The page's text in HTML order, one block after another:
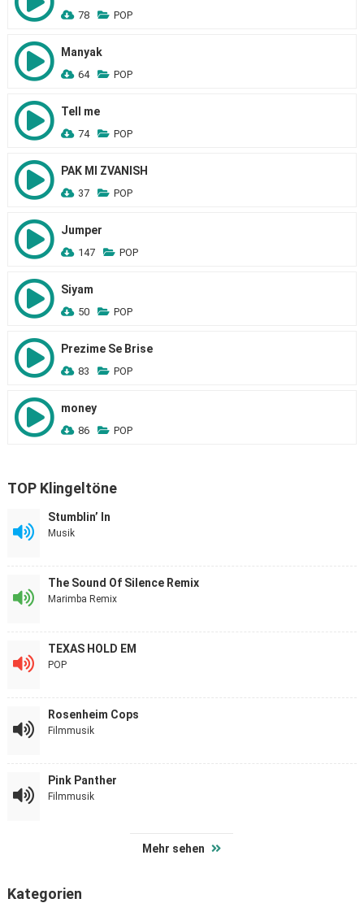
78 POP
Manyak
64 POP
Tell me
74 POP
PAK MI ZVANISH
37 POP
Jumper
147 POP
Siyam
50 POP
Prezime Se Brise
83 POP
money
86 POP
TOP Klingeltöne
Stumblin’ In
Musik
The Sound Of Silence Remix
Marimba Remix
TEXAS HOLD EM
POP
Rosenheim Cops
Filmmusik
Pink Panther
Filmmusik
Mehr sehen
Kategorien